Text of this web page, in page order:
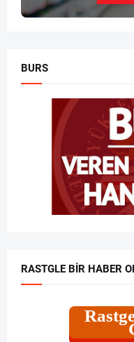
BURS
RASTGLE BIR HABER